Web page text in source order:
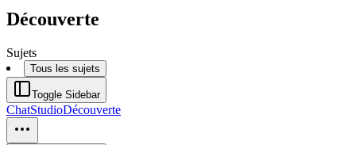
Découverte
Sujets
Tous les sujets
Toggle Sidebar
ChatStudioDécouverte